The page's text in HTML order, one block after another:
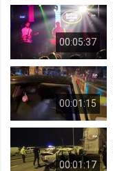
00:05:37
00:01:15
00:01:17